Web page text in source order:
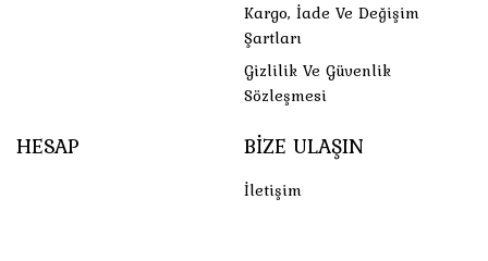
Kargo, İade Ve Değişim
Şartları
Gizlilik Ve Güvenlik
Sözleşmesi
HESAP BIZE ULAŞIN
İletişim